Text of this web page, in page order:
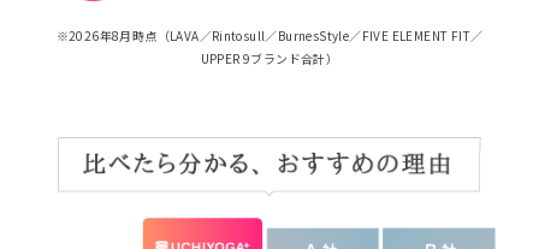
※2026年8月時点（LAVA／Rintosull／BurnesStyle／FIVE ELEMENT FIT／
UPPER 9ブランド合計）